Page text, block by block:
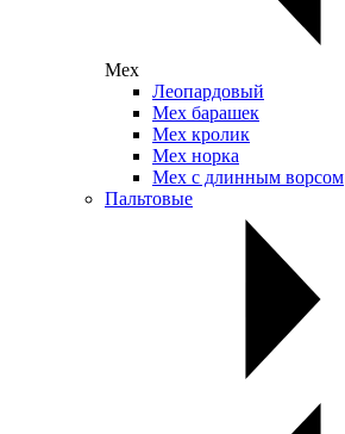
Мех
Леопардовый
Мех барашек
Мех кролик
Мех норка
Мех с длинным ворсом
Пальтовые